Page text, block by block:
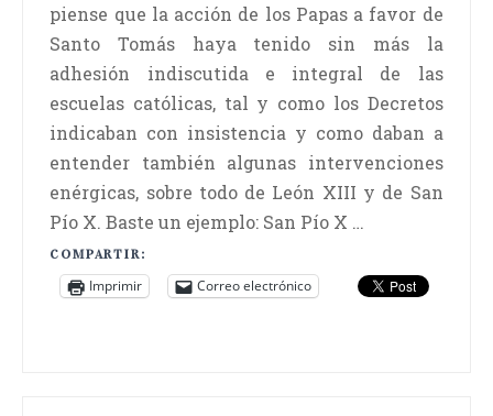
piense que la acción de los Papas a favor de
Santo Tomás haya tenido sin más la
adhesión indiscutida e integral de las
escuelas católicas, tal y como los Decretos
indicaban con insistencia y como daban a
entender también algunas intervenciones
enérgicas, sobre todo de León XIII y de San
Pío X. Baste un ejemplo: San Pío X …
COMPARTIR:
Imprimir Correo electrónico